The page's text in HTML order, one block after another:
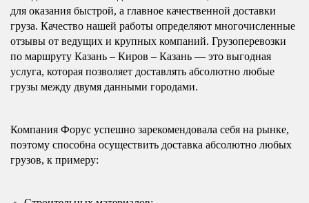
для оказания быстрой, а главное качественной доставки
груза. Качество нашей работы определяют многочисленные
отзывы от ведущих и крупных компаний. Грузоперевозки
по маршруту Казань – Киров – Казань — это выгодная
услуга, которая позволяет доставлять абсолютно любые
грузы между двумя данными городами.
Компания Форус успешно зарекомендовала себя на рынке,
поэтому способна осуществить доставка абсолютно любых
грузов, к примеру: